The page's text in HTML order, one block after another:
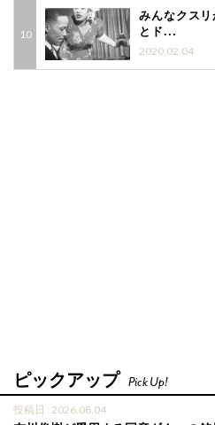
みんなクス
とド...
2020.02.04
ピックアップ Pick Up!
投稿日 : 2026.08.04